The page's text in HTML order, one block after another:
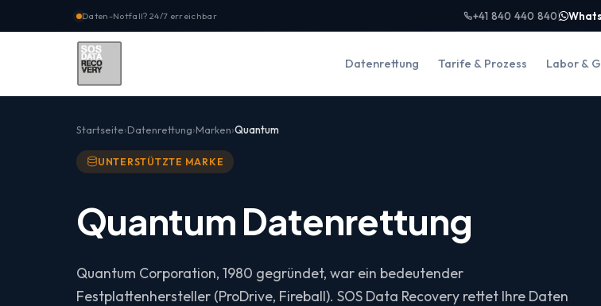
Daten-Notfall? 24/7 erreichbar +41 840 440 840
Datenrettung Tarife & Prozess Labor &
Startseite Datenrettung Marken Quantum
UNTERSTÜTZTE MARKE
Quantum Datenrettung
Quantum Corporation, 1980 gegründet, war ein bedeutender
Festplattenhersteller (ProDrive, Fireball). SOS Data Recovery rettet Ihre Daten